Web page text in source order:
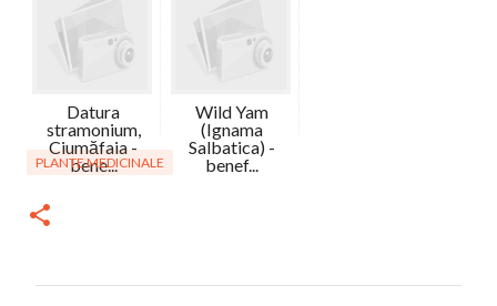
Datura
stramonium,
Ciumăfaia -
bene...
Wild Yam
(Ignama
Salbatica) -
benef...
PLANTE MEDICINALE